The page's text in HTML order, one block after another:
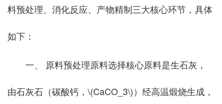
料预处理、消化反应、产物精制三大核心环节，具体
如下：
一、 原料预处理原料选择核心原料是生石灰，
由石灰石（碳酸钙，\(CaCO_3\)）经高温煅烧生成，